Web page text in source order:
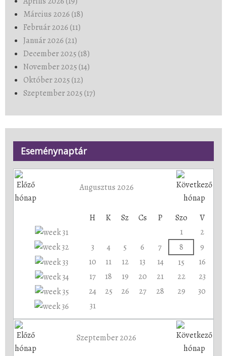
Március 2026 (18)
Február 2026 (11)
Január 2026 (21)
December 2025 (18)
November 2025 (14)
Október 2025 (12)
Szeptember 2025 (17)
Eseménynaptár
Augusztus 2026
H K Sz Cs P Szo
V
1
2
3
4 5 6 7 8
9
10
11 12 13 14 15
16
17
18 19 20 21 22
23
24
25 26 27 28 29
30
31
Szeptember 2026